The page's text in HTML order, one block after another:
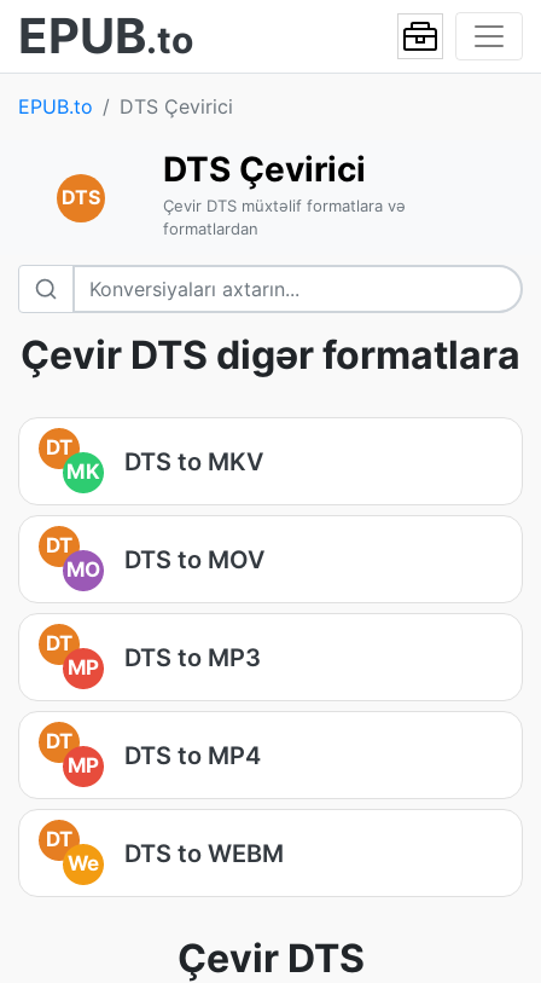
EPUB.to
EPUB.to DTS Çevirici
DTS
DTS Çevirici
Çevir DTS müxtəlif formatlara və
formatlardan
Çevir DTS digər formatlara
DT
MK
DTS to MKV
DT
MO
DTS to MOV
DT
MP
DTS to MP3
DT
MP
DTS to MP4
DT
We
DTS to WEBM
Çevir DTS